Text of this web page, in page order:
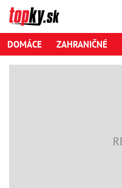
DOMÁCE ZAHRANIČNÉ